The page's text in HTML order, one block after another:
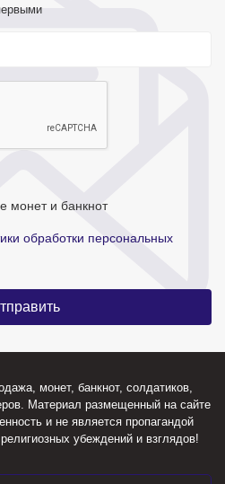
монет и банкнот
обработки персональных
монет, банкнот, солдатиков,
Материал размещенный на сайте
и не является пропагандой
убеждений и взглядов!